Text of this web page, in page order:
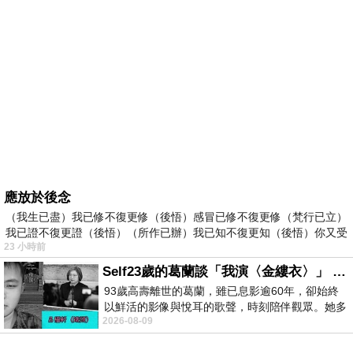
應放於後念
（我生已盡）我已修不復更修（後悟）感冒已修不復更修（梵行已立）
我已證不復更證（後悟）（所作已辦）我已知不復更知（後悟）你又受
23 小時前
Self23歲的葛蘭談「我演〈金縷衣〉」 #戀上老電影 #粟子 #葛蘭
93歲高壽離世的葛蘭，雖已息影逾60年，卻始終
以鮮活的影像與悅耳的歌聲，時刻陪伴觀眾。她多
才多藝、陽光開朗的形象，不僅保留在電影
2026-08-09